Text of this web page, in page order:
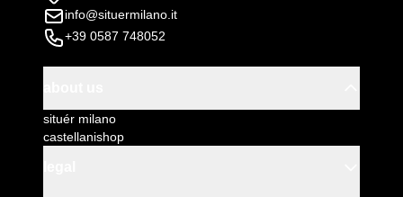
info@situermilano.it
+39 0587 748052
situér milano
castellanishop